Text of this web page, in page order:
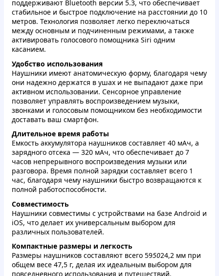
поддерживают Bluetooth версии 5.3, что обеспечивает
стабильное и быстрое подключение на расстоянии до 10
метров. Технология позволяет легко переключаться
между основным и подчиненным режимами, а также
активировать голосового помощника Siri одним
касанием.
Удобство использования
Наушники имеют анатомическую форму, благодаря чему
они надежно держатся в ушах и не выпадают даже при
активном использовании. Сенсорное управление
позволяет управлять воспроизведением музыки,
звонками и голосовым помощником без необходимости
доставать ваш смартфон.
Длительное время работы
Емкость аккумулятора наушников составляет 40 мАч, а
зарядного отсека — 320 мАч, что обеспечивает до 7
часов непрерывного воспроизведения музыки или
разговора. Время полной зарядки составляет всего 1
час, благодаря чему наушники быстро возвращаются к
полной работоспособности.
Совместимость
Наушники совместимы с устройствами на базе Android и
iOS, что делает их универсальным выбором для
различных пользователей.
Компактные размеры и легкость
Размеры наушников составляют всего 595024,2 мм при
общем весе 47,5 г, делая их идеальным выбором для
повседневного использования и путешествий.